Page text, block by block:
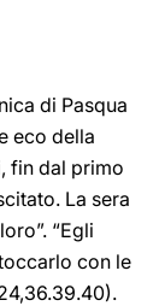
di Pasqua
eco della
fin dal primo
La sera
“Egli
con le